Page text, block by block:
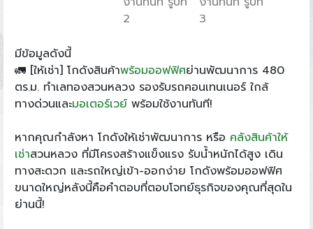
มีข้อมูลดังนี้
🚛 [ให้เช่า] โกดังสินค้าพร้อมออฟฟิศย่านพัฒนาการ 480
ตร.ม. ทำเลทองสวนหลวง รองรับรถคอนเทนเนอร์ ใกล้
ทางด่วนและมอเตอร์เวย์พร้อมใช้งานทันที!
หากคุณกำลังหา โกดังให้เช่าพัฒนาการ หรือ คลังสินค้าให้
เช่าสวนหลวง ที่มีโครงสร้างแข็งแรง รับน้ำหนักได้สูง เดิน
ทางสะดวก และรถใหญ่เข้า-ออกง่าย โกดังพร้อมออฟฟิศ
ขนาดใหญ่หลังนี้คือคำตอบที่ตอบโจทย์ธุรกิจของคุณที่สุดใน
ย่านนี้!